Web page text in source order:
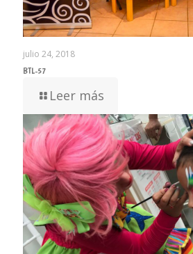
julio 24, 2018
BTL-57
Leer más